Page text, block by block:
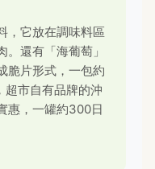
，它放在調味料區
還有「海葡萄」
脆片形式，一包約
超市自有品牌的沖
惠，一罐約300日